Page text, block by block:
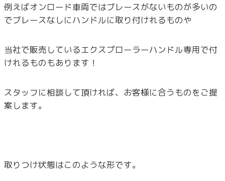
例えばオンロード車両ではブレースがないものが多いの
でブレースなしにハンドルに取り付けれるものや
当社で販売しているエクスプローラーハンドル専用で付
けれるものもあります！
スタッフに相談して頂ければ、お客様に合うものをご提
案します。
取りつけ状態はこのような形です。